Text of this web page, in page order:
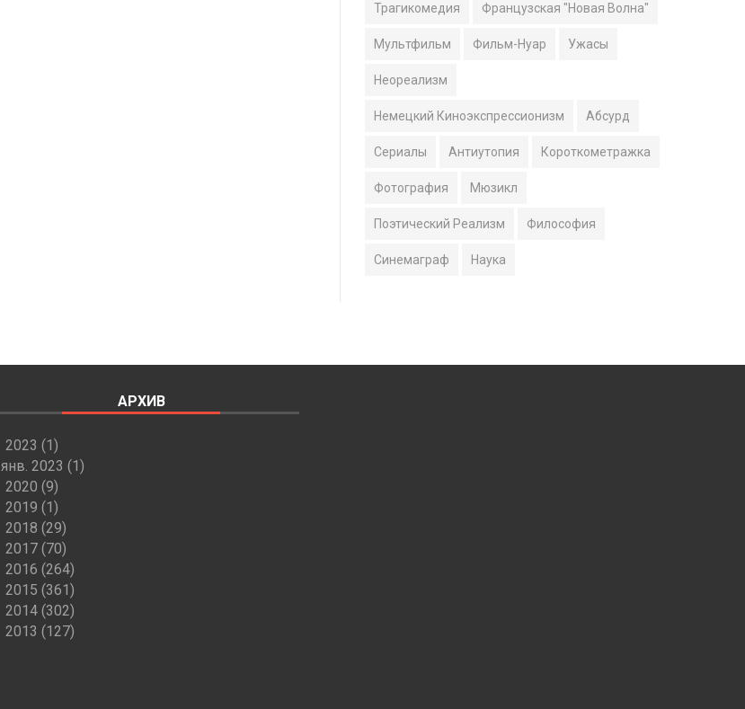
Трагикомедия Французская "Новая Волна"
Мультфильм Фильм-Нуар Ужасы
Неореализм
Немецкий Киноэкспрессионизм Абсурд
Сериалы Антиутопия Короткометражка
Фотография Мюзикл
Поэтический Реализм Философия
Синемаграф Наука
АРХИВ
2023 (1)
янв. 2023 (1)
2020 (9)
2019 (1)
2018 (29)
2017 (70)
2016 (264)
2015 (361)
2014 (302)
2013 (127)